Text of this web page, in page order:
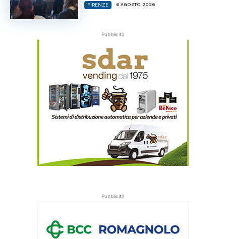
FIRENZE 6 AGOSTO 2026
Pubblicità
Pubblicità